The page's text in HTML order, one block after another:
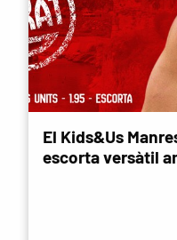
El Kids&Us
escorta versàtil